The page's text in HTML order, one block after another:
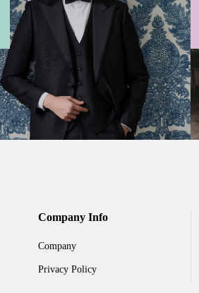
Company Info
Company
Privacy Policy